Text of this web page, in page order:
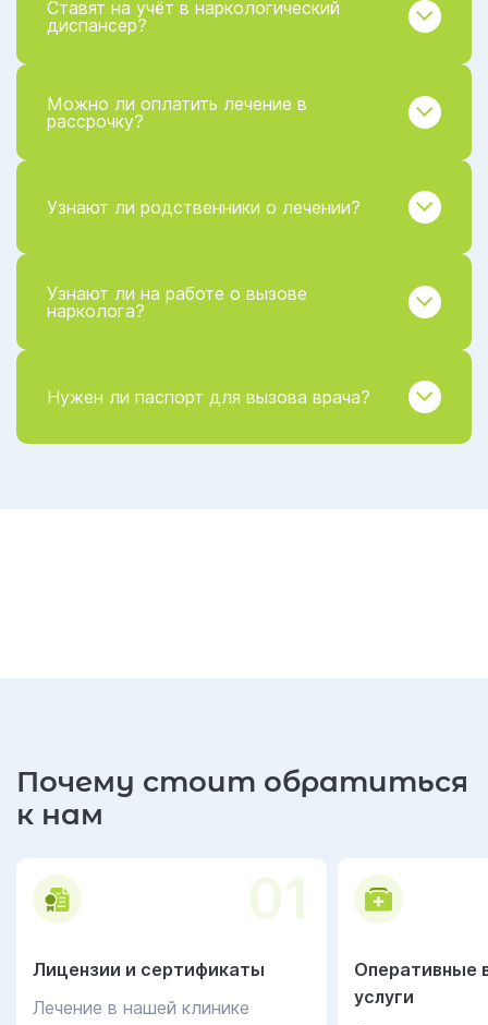
Ставят на учёт в наркологический
диспансер?
Можно ли оплатить лечение в
рассрочку?
Узнают ли родственники о лечении?
Узнают ли на работе о вызове
нарколога?
Нужен ли паспорт для вызова врача?
Почему стоит обратиться
к нам
01
Лицензии и сертификаты
Лечение в нашей клинике
Оперативные
услуги